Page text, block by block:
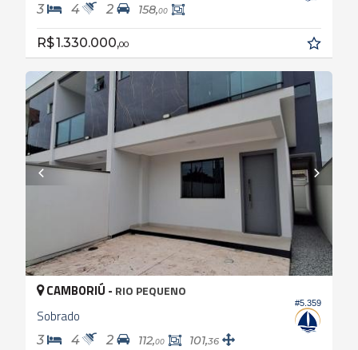
3 4 2 158,00
R$ 1.330.000,00
#5.359
CAMBORIÚ - RIO PEQUENO
Sobrado
3 4 2 112,00 101,36